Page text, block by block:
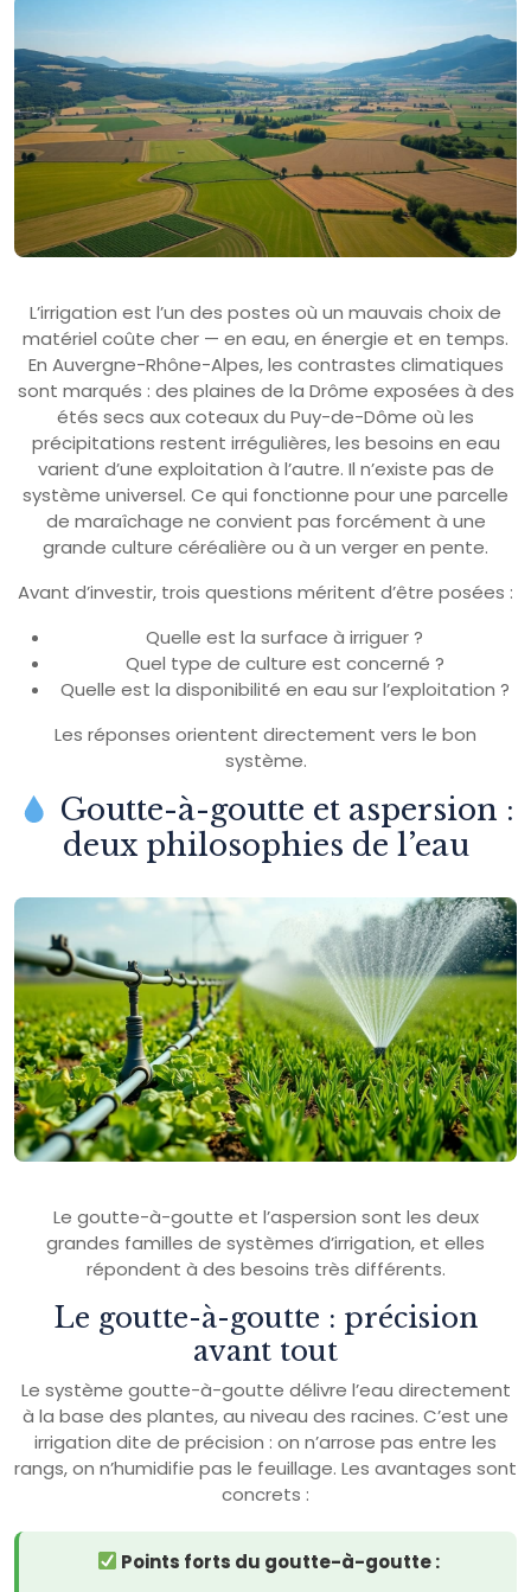
L’irrigation est l’un des postes où un mauvais choix de
matériel coûte cher — en eau, en énergie et en temps.
En Auvergne-Rhône-Alpes, les contrastes climatiques
sont marqués : des plaines de la Drôme exposées à des
étés secs aux coteaux du Puy-de-Dôme où les
précipitations restent irrégulières, les besoins en eau
varient d’une exploitation à l’autre. Il n’existe pas de
système universel. Ce qui fonctionne pour une parcelle
de maraîchage ne convient pas forcément à une
grande culture céréalière ou à un verger en pente.
Avant d’investir, trois questions méritent d’être posées :
Quelle est la surface à irriguer ?
Quel type de culture est concerné ?
Quelle est la disponibilité en eau sur l’exploitation ?
Les réponses orientent directement vers le bon
système.
Goutte-à-goutte et aspersion :
deux philosophies de l’eau
Le goutte-à-goutte et l’aspersion sont les deux
grandes familles de systèmes d’irrigation, et elles
répondent à des besoins très différents.
Le goutte-à-goutte : précision
avant tout
Le système goutte-à-goutte délivre l’eau directement
à la base des plantes, au niveau des racines. C’est une
irrigation dite de précision : on n’arrose pas entre les
rangs, on n’humidifie pas le feuillage. Les avantages sont
concrets :
Points forts du goutte-à-goutte :